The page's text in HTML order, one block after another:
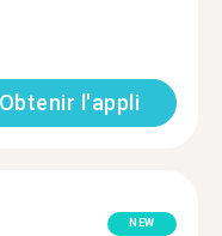
Obtenir l'appli
NEW